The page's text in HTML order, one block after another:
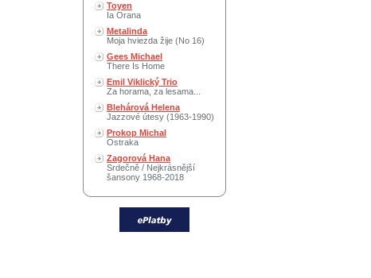
Toyen
Ia Orana
Metalinda
Moja hviezda žije (No 16)
Gees Michael
There Is Home
Emil Viklický Trio
Za horama, za lesama...
Blehárová Helena
Jazzové útesy (1963-1990)
Prokop Michal
Ostraka
Zagorová Hana
Srdečně / Nejkrásnější
šansony 1968-2018